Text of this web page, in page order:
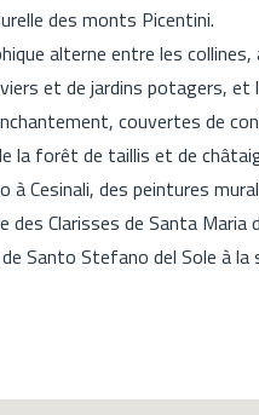
des monts Picentini.
alterne entre les
et de jardins potagers,
couvertes de
la forêt de taillis et de
Cesinali, des peintures
Clarisses de Santa Maria
Santo Stefano del Sole à la